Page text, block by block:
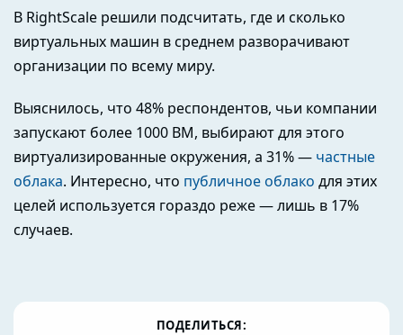
В RightScale решили подсчитать, где и сколько
виртуальных машин в среднем разворачивают
организации по всему миру.
Выяснилось, что 48% респондентов, чьи компании
запускают более 1000 ВМ, выбирают для этого
виртуализированные окружения, а 31% — частные
облака. Интересно, что публичное облако для этих
целей используется гораздо реже — лишь в 17%
случаев.
ПОДЕЛИТЬСЯ: